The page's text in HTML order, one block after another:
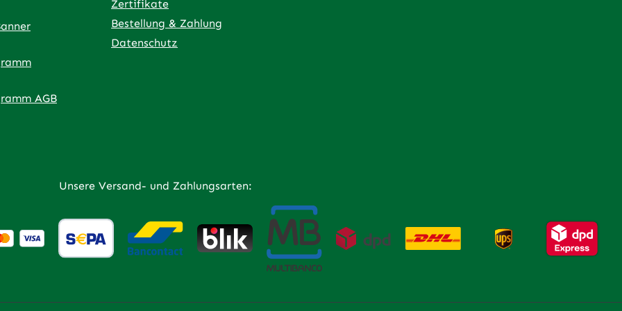
Link) Link)
Tab (externer Link)
Tab (externer Link)
neuem Tab (externer Link)
– öffnet in neuem Tab (externer Link)
AGB
Zertifikate
Bestellung & Zahlung
Datenschutz
Unsere Versand- und Zahlungsarten: